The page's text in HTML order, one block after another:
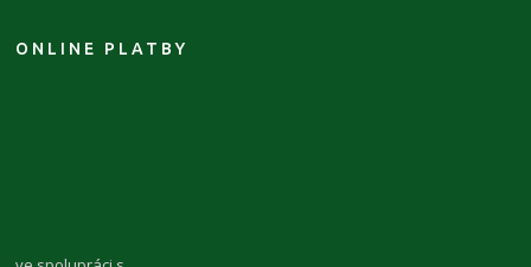
ONLINE PLATBY